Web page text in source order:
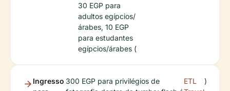
30 EGP para
adultos egípcios/
árabes, 10 EGP
para estudantes
egípcios/árabes (
Ingresso 300 EGP para privilégios de
ETL
)